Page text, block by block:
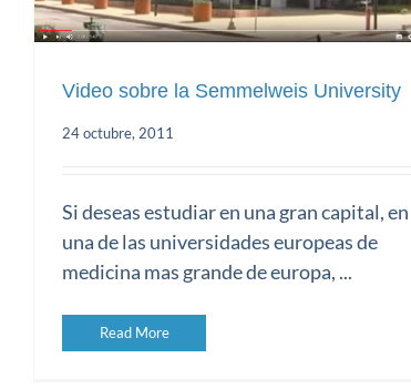
Video sobre la Semmelweis University
24 octubre, 2011
Si deseas estudiar en una gran capital, en
una de las universidades europeas de
medicina mas grande de europa, ...
Read More